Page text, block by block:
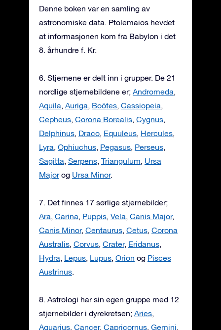
Denne boken var en samling av
astronomiske data. Ptolemaios hevdet
at informasjonen kom fra Babylon i det
8. århundre f. Kr.
6. Stjernene er delt inn i grupper. De 21
nordlige stjernebildene er; Andromeda,
Aquila, Auriga, Boötes, Cassiopeia,
Cepheus, Corona Borealis, Cygnus,
Delphinus, Draco, Equuleus, Hercules,
Lyra, Ophiuchus, Pegasus, Perseus,
Sagitta, Serpens, Triangulum, Ursa
Majorog Ursa Minor.
7. Det finnes 17 sørlige stjernebilder;
Ara, Carina, Puppis, Vela, Canis Major,
Canis Minor, Centaurus, Cetus, Corona
Australis, Corvus, Crater, Eridanus,
Hydra, Lepus, Lupus, Orion og Pisces
Austrinus.
8. Astrologi har sin egen gruppe med 12
stjernebilder i dyrekretsen; Aries,
Aquarius, Cancer, Capricornus, Gemini,